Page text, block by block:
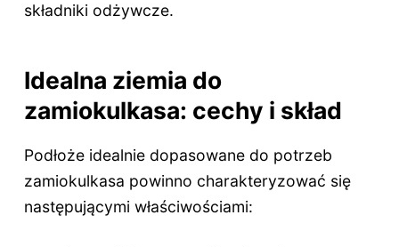
składniki odżywcze.
Idealna ziemia do
zamiokulkasa: cechy i skład
Podłoże idealnie dopasowane do potrzeb
zamiokulkasa powinno charakteryzować się
następującymi właściwościami: